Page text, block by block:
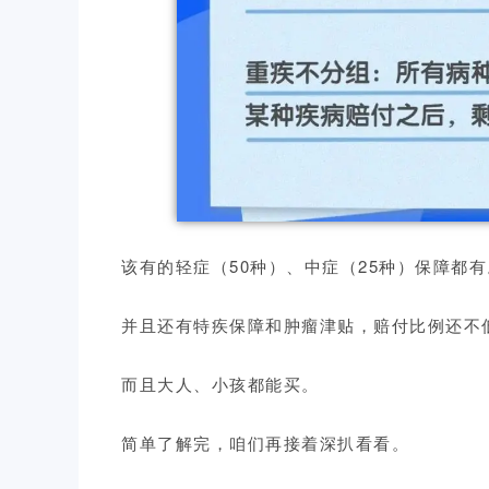
该有的轻症（50种）、中症（25种）保障都
并且还有特疾保障和肿瘤津贴，赔付比例还不
而且大人、小孩都能买。
简单了解完，咱们再接着深扒看看。